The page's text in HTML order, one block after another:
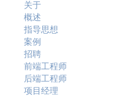
关于
概述
指导思想
案例
招聘
前端工程师
后端工程师
项目经理